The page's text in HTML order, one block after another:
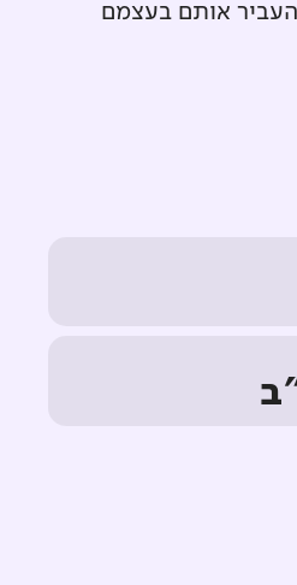
אותם בעצמם